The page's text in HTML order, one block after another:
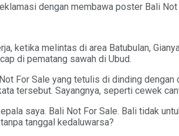
dengan membawa poster Bali
ketika melintas di area Batubulan,
di pematang sawah di Ubud.
For Sale yang tetulis di dinding
tersebut. Sayangnya, seperti cewek
saya. Bali Not For Sale. Bali tidak
tanggal kedaluwarsa?